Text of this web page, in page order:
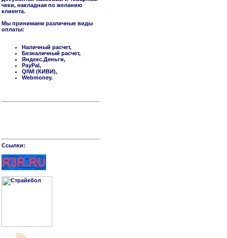
чеки, накладная по желанию
клиента.
Мы принимаем различные виды
оплаты:
Наличный расчет,
Безналичный расчет,
Яндекс.Деньги,
PayPal,
QIWI (КИВИ),
Webmoney.
Cсылки: